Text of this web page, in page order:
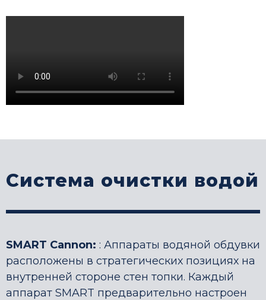
Система очистки водой
SMART Cannon: : Аппараты водяной обдувки
расположены в стратегических позициях на
внутренней стороне стен топки. Каждый
аппарат SMART предварительно настроен